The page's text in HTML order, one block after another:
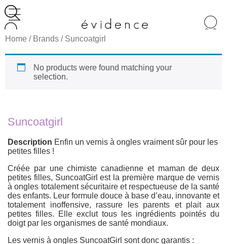
de
produits
Home / Brands / Suncoatgirl
No products were found matching your
selection.
Suncoatgirl
Description Enfin un vernis à ongles vraiment sûr pour les
petites filles !
Créée par une chimiste canadienne et maman de deux
petites filles, SuncoatGirl est la première marque de vernis
à ongles totalement sécuritaire et respectueuse de la santé
des enfants. Leur formule douce à base d’eau, innovante et
totalement inoffensive, rassure les parents et plait aux
petites filles. Elle exclut tous les ingrédients pointés du
doigt par les organismes de santé mondiaux.
Les vernis à ongles SuncoatGirl sont donc garantis :